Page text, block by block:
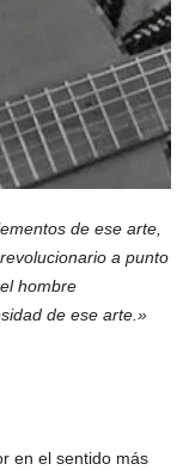
de ese arte,
a punto
hombre
de ese arte.»
en el sentido más